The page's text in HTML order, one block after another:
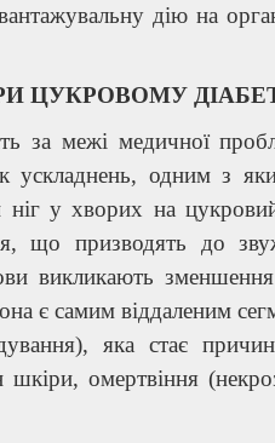
дію на
ЦУКРОВОМУ
за межі медичної
ускладнень, одним з
у хворих на
що призводять до
викликають
є самим віддаленим
яка стає
омертвіння